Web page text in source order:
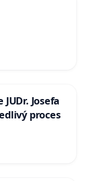
Josefa
proces